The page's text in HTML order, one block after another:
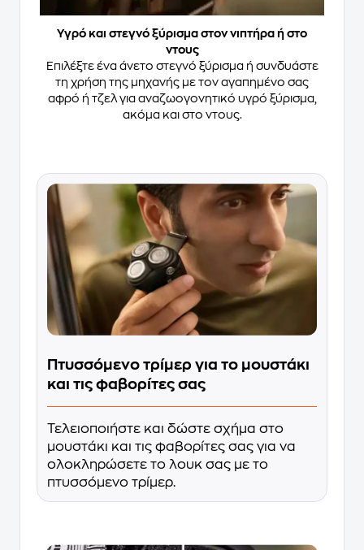
Υγρό και στεγνό ξύρισμα στον νιπτήρα ή στο
ντους
Επιλέξτε ένα άνετο στεγνό ξύρισμα ή συνδυάστε
τη χρήση της μηχανής με τον αγαπημένο σας
αφρό ή τζελ για αναζωογονητικό υγρό ξύρισμα,
ακόμα και στο ντους.
Πτυσσόμενο τρίμερ για το μουστάκι
και τις φαβορίτες σας
Τελειοποιήστε και δώστε σχήμα στο
μουστάκι και τις φαβορίτες σας για να
ολοκληρώσετε το λουκ σας με το
πτυσσόμενο τρίμερ.